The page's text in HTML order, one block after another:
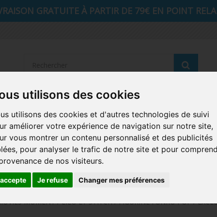
utilisons des cookies
utilisons des cookies et d'autres technologies de suivi
améliorer votre expérience de navigation sur notre site,
vous montrer un contenu personnalisé et des publicités
pour analyser le trafic de notre site et pour
de nos visiteurs.
Je refuse Changer mes préférences
GRATUITE À PARTIR DE 79€ EN POINT
AUTRES COMICS MUSIQUE SPORTS POP
FUNKO HOME FUNKO VINYL SODA RETRO
CARTE A JOUER
MOMENT / LILO ET STITCH / FIGURINE FUNKO POP /